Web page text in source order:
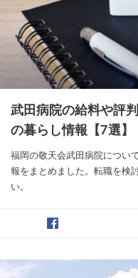
武田病院の給料や評
の暮らし情報【7選】
福岡の敬天会武田病院につい
報をまとめました。転職を検
い。